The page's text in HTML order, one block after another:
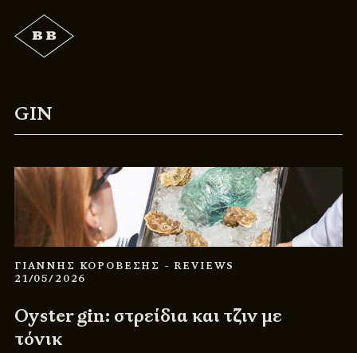
GIN
ΓΙΑΝΝΗΣ ΚΟΡΟΒΕΣΗΣ - REVIEWS
21/05/2026
Oyster gin: στρείδια και τζιν με
τόνικ